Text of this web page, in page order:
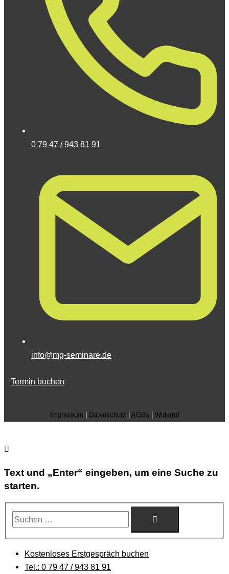
0 79 47 / 943 81 91
info@mg-seminare.de
Termin buchen
Impressum Datenschutz AGBs Widerruf
Text und „Enter“ eingeben, um eine Suche zu
starten.
Suchen …
Kostenloses Erstgespräch buchen
Tel.: 0 79 47 / 943 81 91